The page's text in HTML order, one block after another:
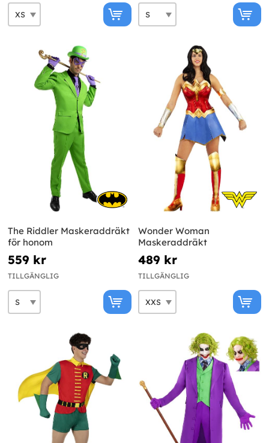
The Riddler Maskeraddräkt
för honom
559 kr
TILLGÄNGLIG
Wonder Woman
Maskeraddräkt
489 kr
TILLGÄNGLIG